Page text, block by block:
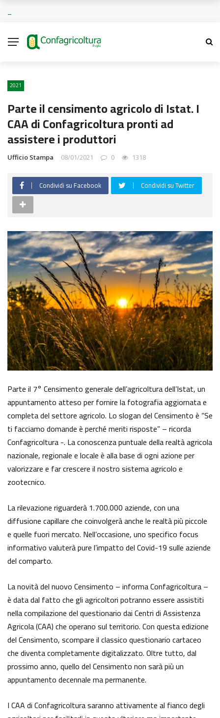
2021
Parte il censimento agricolo di Istat. I
CAA di Confagricoltura pronti ad
assistere i produttori
Ufficio Stampa 08/01/2021 0 1318
Condividi su Facebook Condividi su Twitter
Parte il 7° Censimento generale dell’agricoltura dell’Istat, un
appuntamento atteso per fornire la fotografia aggiornata e
completa del settore agricolo. Lo slogan del Censimento è “Se
ti facciamo domande è perché meriti risposte” – ricorda
Confagricoltura -. La conoscenza puntuale della realtà agricola
nazionale, regionale e locale è alla base di ogni azione per
valorizzare e far crescere il nostro sistema agricolo e
zootecnico.
La rilevazione riguarderà 1.700.000 aziende, con una
diffusione capillare che coinvolgerà anche le realtà più piccole
e quelle fuori mercato. Nell’occasione, uno specifico focus
informativo valuterà pure l’impatto del Covid-19 sulle aziende
del comparto.
La novità del nuovo Censimento – informa Confagricoltura –
è data dal fatto che gli agricoltori potranno essere assistiti
nella compilazione del questionario dai Centri di Assistenza
Agricola (CAA) che operano sul territorio. Con questa edizione
del Censimento, scompare il classico questionario cartaceo
che diventa completamente digitalizzato. Oltre tutto, dal
prossimo anno, quello del Censimento non sarà più un
appuntamento decennale ma permanente.
I CAA di Confagricoltura saranno attivamente al fianco degli